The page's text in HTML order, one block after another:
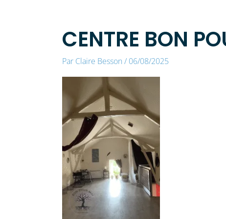
CENTRE BON
Par Claire Besson / 06/08/2025